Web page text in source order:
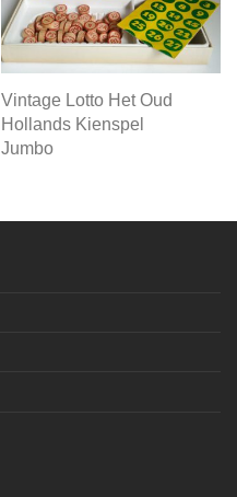
Vintage Lotto Het Oud
Hollands Kienspel
Jumbo